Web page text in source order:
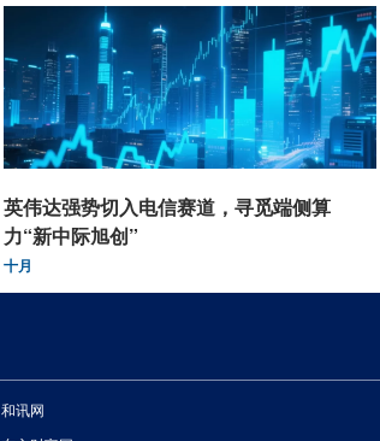
英伟达强势切入电信赛道，寻觅端侧算
力“新中际旭创”
十月
和讯网